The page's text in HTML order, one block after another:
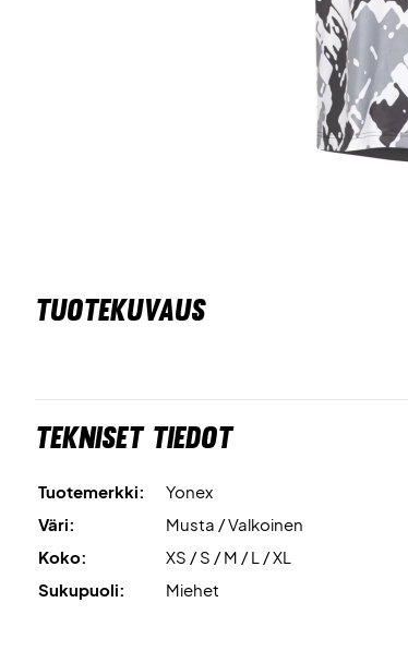
TUOTEKUVAUS
Tekniset tiedot
Tuotemerkki:
Yonex
Väri:
Musta / Valkoinen
Koko:
XS / S / M / L / XL
Sukupuoli:
Miehet